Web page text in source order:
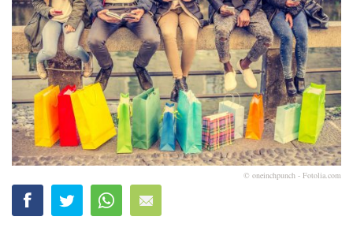
© oneinchpunch - Fotolia.com